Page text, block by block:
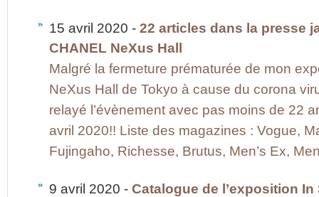
15 avril 2020 - 22 articles dans la presse
CHANEL NeXus Hall
Malgré la fermeture prématurée de mon
NeXus Hall de Tokyo à cause du corona
relayé l’évènement avec pas moins de 22
avril 2020!! Liste des magazines : Vogue,
Fujingaho, Richesse, Brutus, Men’s Ex,
9 avril 2020 - Catalogue de l’exposition